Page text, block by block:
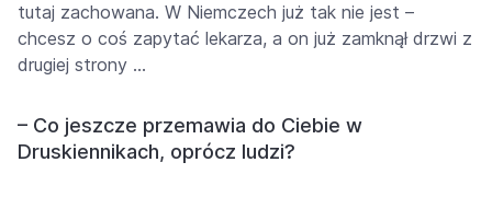
tutaj zachowana. W Niemczech już tak nie jest –
chcesz o coś zapytać lekarza, a on już zamknął drzwi z
drugiej strony …
– Co jeszcze przemawia do Ciebie w
Druskiennikach, oprócz ludzi?